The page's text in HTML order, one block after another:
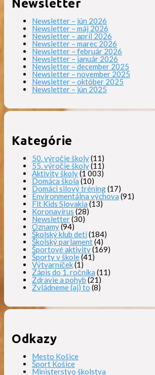
Newsletter
Newsletter – jún 2026
Newsletter – máj 2026
Newsletter – apríl 2026
Newsletter – marec 2026
Newsletter – február 2026
Newsletter – január 2026
Newsletter – december 2025
Newsletter – november 2025
Newsletter – október 2025
Newsletter – jún 2025
Kategórie
50. výročie školy(11)
55. výročie školy(11)
Aktivity školy(1 003)
Domáca škola (10)
Domáci silový tréning(17)
Environmentálna výchova (91)
Fit Kids Slovakia (13)
Koronavírus (28)
Newsletter(30)
Oznamy(94)
Školský klub detí(184)
Školský parlament(4)
Športové aktivity(169)
Športy v škole(41)
Výtvarníček(1)
Zápis do 1. ročníka (11)
Zdravie a pohyb (21)
Zvládneme (aj) to (8)
Odkazy
Mesto Košice
Šport Košice
Ministerstvo školstva